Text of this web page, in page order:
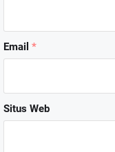
Email *
Situs Web